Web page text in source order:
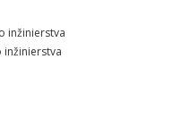
inžinierstva
inžinierstva